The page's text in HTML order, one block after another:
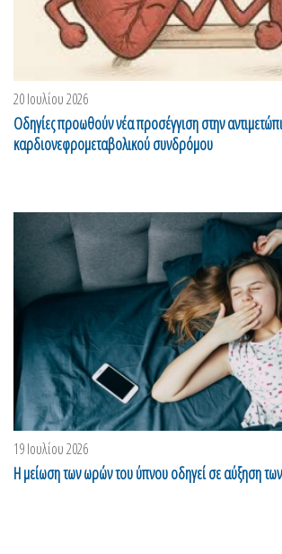
20 Ιουλίου 2026
Οδηγίες προωθούν νέα προσέγγιση στην
καρδιονεφρομεταβολικού συνδρόμου
19 Ιουλίου 2026
Η μείωση των ωρών του ύπνου οδηγεί σε αύξηση